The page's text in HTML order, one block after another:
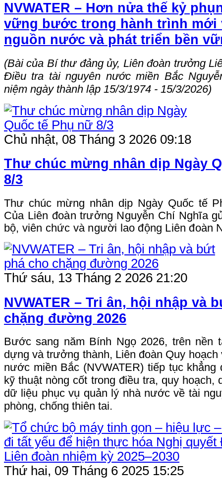
NVWATER – Hơn nửa thế kỷ
vững bước trong hành trình mới
nguồn nước và phát triển bền
(Bài của Bí thư đảng ủy, Liên đoàn trưởng
Điều tra tài nguyên nước miền Bắc
niệm ngày thành lập 15/3/1974 - 15/3/2026)
Chủ nhật, 08 Tháng 3 2026 09:18
Thư chúc mừng nhân dịp Ngày
8/3
Thư chúc mừng nhân dịp Ngày Quốc tế
Của Liên đoàn trưởng Nguyễn Chí Nghĩa
bộ, viên chức và người lao động Liên đoàn
Thứ sáu, 13 Tháng 2 2026 21:20
NVWATER – Tri ân, hội nhập và
chặng đường 2026
Bước sang năm Bính Ngọ 2026, trên nền
dựng và trưởng thành, Liên đoàn Quy
nước miền Bắc (NVWATER) tiếp tục
kỹ thuật nòng cốt trong điều tra, quy hoạch,
dữ liệu phục vụ quản lý nhà nước về tài
phòng, chống thiên tai.
Thứ hai, 09 Tháng 6 2025 15:25